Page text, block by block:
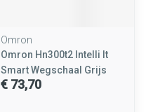
Omron
Omron Hn300t2 Intelli It
Smart Wegschaal Grijs
€ 73,70